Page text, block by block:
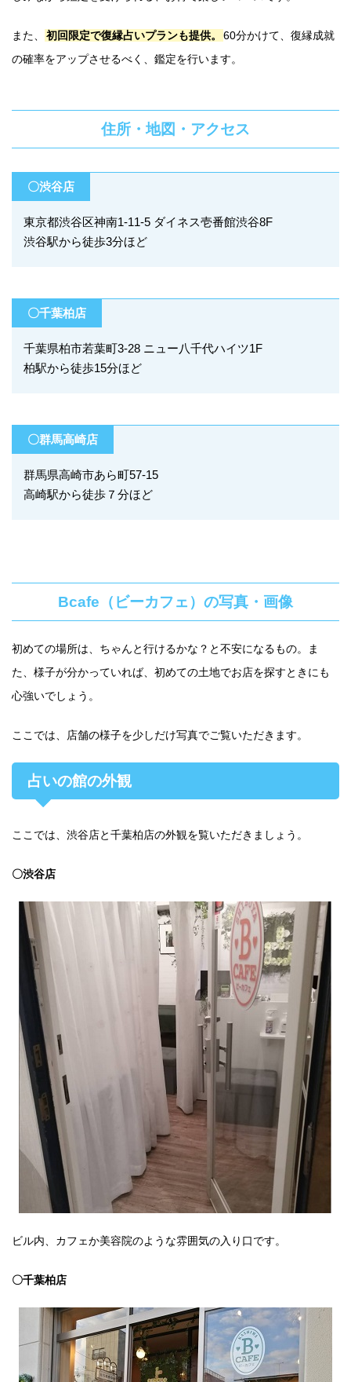
また、 初回限定で復縁占いプランも提供。
60分かけて、復縁成就
の確率をアップさせるべく、鑑定を行います。
住所・地図・アクセス
〇渋谷店
東京都渋谷区神南1-11-5 ダイネス壱番館渋谷8F
渋谷駅から徒歩3分ほど
〇千葉柏店
千葉県柏市若葉町3-28 ニュー八千代ハイツ1F
柏駅から徒歩15分ほど
〇群馬高崎店
群馬県高崎市あら町57-15
高崎駅から徒歩７分ほど
Bcafe（ビーカフェ）の写真・画像
初めての場所は、ちゃんと行けるかな？と不安になるもの。ま
た、様子が分かっていれば、初めての土地でお店を探すときにも
心強いでしょう。
ここでは、店舗の様子を少しだけ写真でご覧いただきます。
占いの館の外観
ここでは、渋谷店と千葉柏店の外観を覧いただきましょう。
〇渋谷店
ビル内、カフェか美容院のような雰囲気の入り口です。
〇千葉柏店